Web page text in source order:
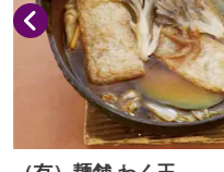
作できます。 ■個人の受入 可 ■団体の受
入(人数) 可（...